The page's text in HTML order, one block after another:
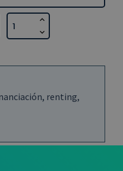
renting,